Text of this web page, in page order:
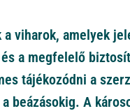
viharok, amelyek
a megfelelő
tájékozódni a
beázásokig. A